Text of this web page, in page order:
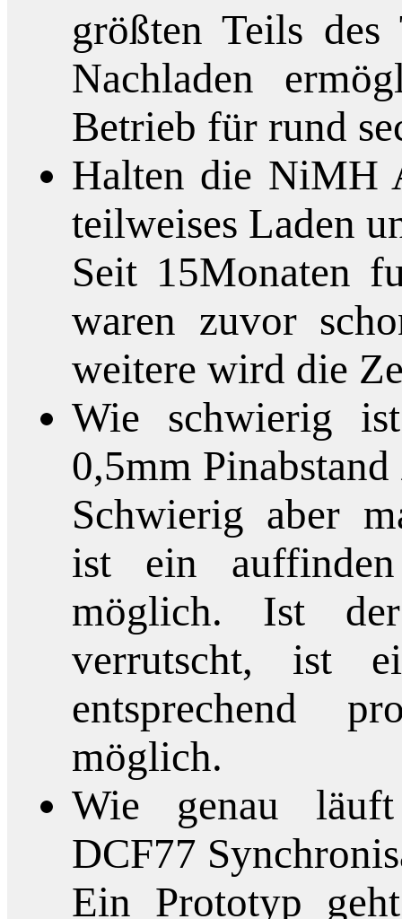
größten Teils des
Nachladen
Betrieb für rund
Halten die NiMH
teilweises Laden
Seit 15Monaten
waren zuvor
weitere wird die
Wie schwierig
0,5mm
Schwierig aber
ist ein
möglich. Ist
verrutscht, ist
entsprechend
möglich.
Wie genau
DCF77
Ein Prototyp